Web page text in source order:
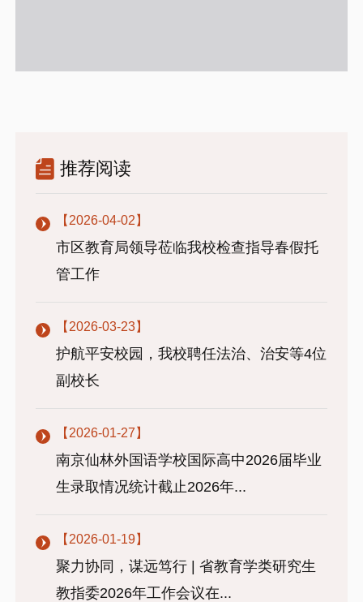
推荐阅读
【2026-04-02】
市区教育局领导莅临我校检查指导春假托
管工作
【2026-03-23】
护航平安校园，我校聘任法治、治安等4位
副校长
【2026-01-27】
南京仙林外国语学校国际高中2026届毕业
生录取情况统计截止2026年...
【2026-01-19】
聚力协同，谋远笃行 | 省教育学类研究生
教指委2026年工作会议在...